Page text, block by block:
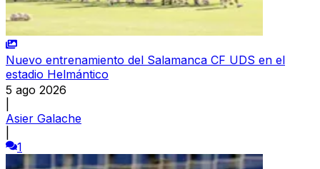
Nuevo entrenamiento del Salamanca CF UDS en el
estadio Helmántico
5 ago 2026
Asier Galache
1